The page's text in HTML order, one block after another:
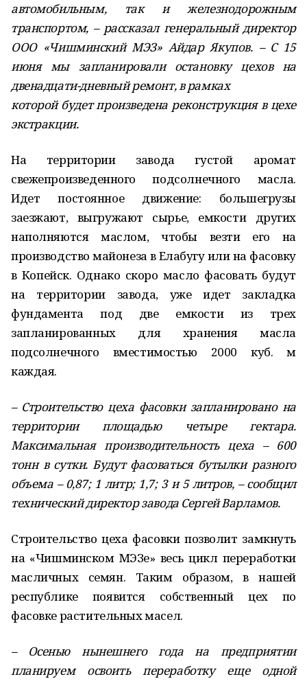
автомобильным, так и железнодорожным
транспортом, – рассказал генеральный директор
ООО «Чишминский МЭЗ» Айдар Якупов. – C 15
июня мы запланировали остановку цехов на
двенадцати-дневный ремонт, в рамках
которой будет произведена реконструкция в цехе
экстракции.
На территории завода густой аромат
свежепроизведенного подсолнечного масла.
Идет постоянное движение: большегрузы
заезжают, выгружают сырье, емкости других
наполняются маслом, чтобы везти его на
производство майонеза в Елабугу или на фасовку
в Копейск. Однако скоро масло фасовать будут
на территории завода, уже идет закладка
фундамента под две емкости из трех
запланированных для хранения масла
подсолнечного вместимостью 2000 куб. м
каждая.
– Строительство цеха фасовки запланировано на
территории площадью четыре гектара.
Максимальная производительность цеха – 600
тонн в сутки. Будут фасоваться бутылки разного
объема – 0,87; 1 литр; 1,7; 3 и 5 литров, – сообщил
технический директор завода Сергей Варламов.
Строительство цеха фасовки позволит замкнуть
на «Чишминском МЭЗе» весь цикл переработки
масличных семян. Таким образом, в нашей
республике появится собственный цех по
фасовке растительных масел.
– Осенью нынешнего года на предприятии
планируем освоить переработку еще одной